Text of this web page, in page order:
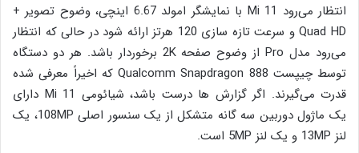
انتظار می‌رود Mi 11 با نمایشگر امولد 6.67 اینچی، وضوح تصویر +
Quad HD و سرعت تازه سازی 120 هرتز ارائه شود در حالی که انتظار
می‌رود مدل Pro از وضوح صفحه 2K برخوردار باشد. هر دو دستگاه
توسط چیپست Qualcomm Snapdragon 888 که اخیراً معرفی شده
قدرت می‌گیرند. اگر گزارش ها درست باشد، شیائومی Mi 11 دارای
یک ماژول دوربین سه گانه متشکل از یک سنسور اصلی 108MP، یک
لنز 13MP و یک لنز 5MP است.